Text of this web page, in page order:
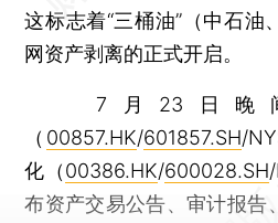
这标志着“三桶油”（中石油
网资产剥离的正式开启。
7月23日晚间
（ 00857.HK/601857.SH/
化（00386.HK/600028.SH
布资产交易公告、审计报告